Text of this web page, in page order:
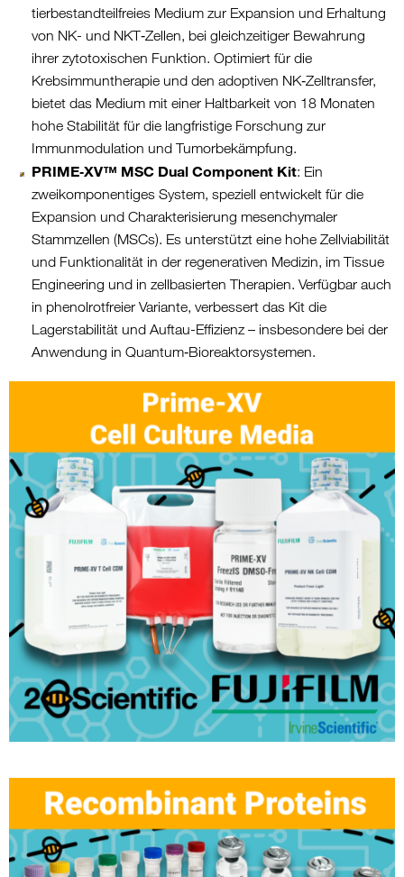
tierbestandteilfreies Medium zur Expansion und Erhaltung
von NK- und NKT‑Zellen, bei gleichzeitiger Bewahrung
ihrer zytotoxischen Funktion. Optimiert für die
Krebsimmuntherapie und den adoptiven NK‑Zelltransfer,
bietet das Medium mit einer Haltbarkeit von 18 Monaten
hohe Stabilität für die langfristige Forschung zur
Immunmodulation und Tumorbekämpfung.
PRIME‑XV™ MSC Dual Component Kit: Ein
zweikomponentiges System, speziell entwickelt für die
Expansion und Charakterisierung mesenchymaler
Stammzellen (MSCs). Es unterstützt eine hohe Zellviabilität
und Funktionalität in der regenerativen Medizin, im Tissue
Engineering und in zellbasierten Therapien. Verfügbar auch
in phenolrotfreier Variante, verbessert das Kit die
Lagerstabilität und Auftau-Effizienz – insbesondere bei der
Anwendung in Quantum‑Bioreaktorsystemen.